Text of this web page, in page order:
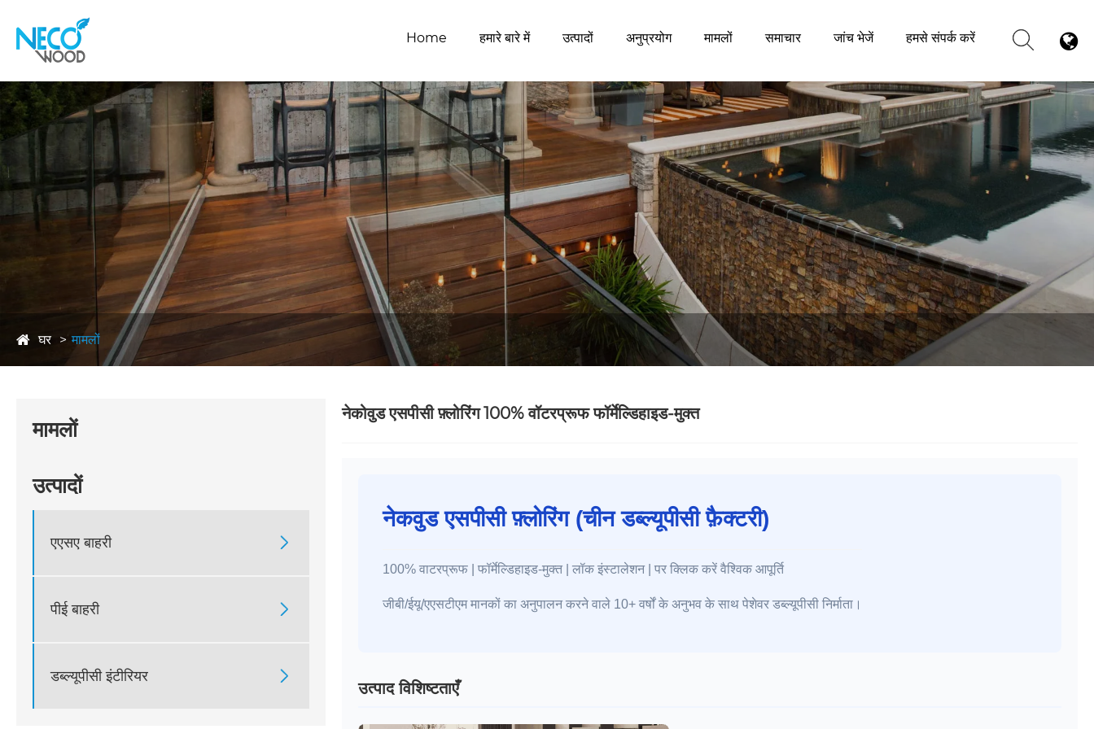
Home हमारे बारे में उत्पादों अनुप्रयोग मामलों समाचार जांच भेजें हमसे संपर्क करें
घर मामलों
मामलों
उत्पादों
एएसए बाहरी 
पीई बाहरी 
डब्ल्यूपीसी इंटीरियर 
नेकोवुड एसपीसी फ़्लोरिंग 100% वॉटरप्रूफ फॉर्मेल्डिहाइड-मुक्त
नेकवुड एसपीसी फ़्लोरिंग (चीन डब्ल्यूपीसी फ़ैक्टरी)
100% वाटरप्रूफ | फॉर्मेल्डिहाइड-मुक्त | लॉक इंस्टालेशन | पर क्लिक करें वैश्विक आपूर्ति
जीबी/ईयू/एएसटीएम मानकों का अनुपालन करने वाले 10+ वर्षों के अनुभव के साथ पेशेवर डब्ल्यूपीसी निर्माता।
उत्पाद विशिष्टताएँ